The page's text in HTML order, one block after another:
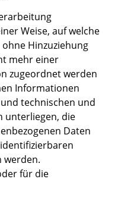
Weise, auf welche
Hinzuziehung
mehr einer
zugeordnet werden
Informationen
technischen und
unterliegen, die
Daten
werden.
für die